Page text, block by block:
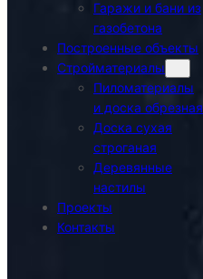
Гаражи и бани из
газобетона
Построенные объекты
Стройматериалы
Пиломатериалы
и доска обрезная
Доска сухая
строганая
Деревянные
настилы
Проекты
Контакты